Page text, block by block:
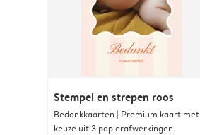
Stempel en strepen roos
Bedankkaarten | Premium kaart met
keuze uit 3 papierafwerkingen